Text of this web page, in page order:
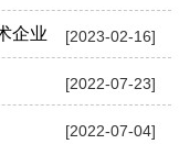
[2023-02-16]
企业
[2022-07-23]
[2022-07-04]